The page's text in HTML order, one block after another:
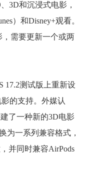
3D和沉浸式电影，
）和Disney+观看。
，需要更新一个或两
17.2测试版上重新设
的支持。外媒认
了一种新的3D电影
为一系列兼容格式，
并同时兼容AirPods